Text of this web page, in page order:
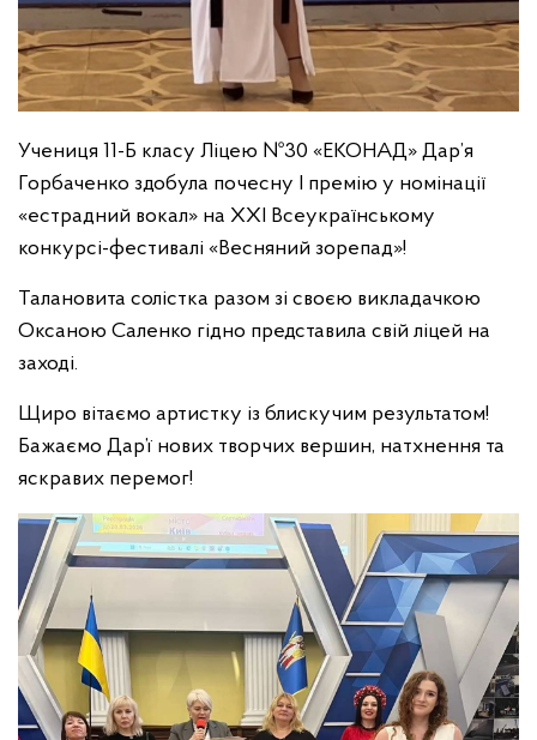
Учениця 11-Б класу Ліцею №30 «ЕКОНАД» Дар’я
Горбаченко здобула почесну І премію у номінації
«естрадний вокал» на ХХІ Всеукраїнському
конкурсі-фестивалі «Весняний зорепад»!
Талановита солістка разом зі своєю викладачкою
Оксаною Саленко гідно представила свій ліцей на
заході.
Щиро вітаємо артистку із блискучим результатом!
Бажаємо Дар’ї нових творчих вершин, натхнення та
яскравих перемог!